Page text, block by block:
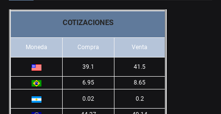
COTIZACIONES
Moneda Compra Venta
39.1 41.5
6.95 8.65
0.02 0.2